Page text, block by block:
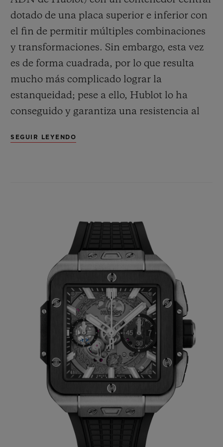
dotado de una placa superior e inferior con
el fin de permitir múltiples combinaciones
y transformaciones. Sin embargo, esta vez
es de forma cuadrada, por lo que resulta
mucho más complicado lograr la
estanqueidad; pese a ello, Hublot lo ha
conseguido y garantiza una resistencia al
dimensión de la caja también es importante
icono de la marca, por otra parte, son
perceptibles en innumerables puntos.
En primer lugar tenemos la construcción
en sándwich de la esfera, que lo dota de
diferentes niveles de profundidad y de una
construcción altamente arquitectónica.
Esta esfera recupera asimismo en gran
medida el uso del zafiro para ofrecer una
vista despejada del movimiento Unico,
como le Big Bang, del que el Square Bang
Único toma también prestadas las agujas.
A continuación encontramos los seis
SEGUIR LEYENDO